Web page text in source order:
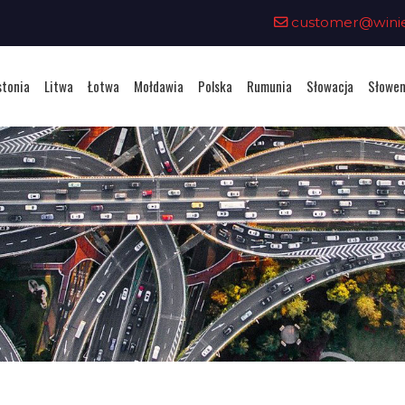
Litwa Łotwa Mołdawia Polska Rumunia Słowacja